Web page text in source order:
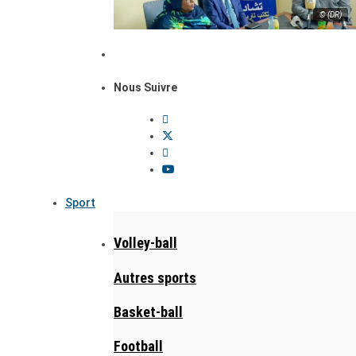
© (DR)
Nous Suivre
Sport
Volley-ball
Autres sports
Basket-ball
Football